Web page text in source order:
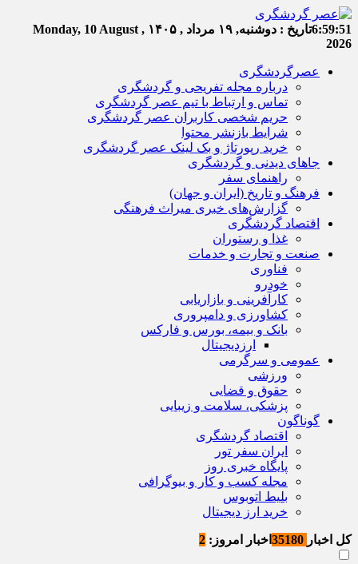
6:59:52تاریخ : دوشنبه, ۱۹ مرداد , ۱۴۰۵
Monday, 10 August ,
2026
عصرگردشگری
درباره مجله تفریحی و گردشگری
تماس و ارتباط با تیم عصر گردشگری
حریم شخصی کاربران عصر گردشگری
شرایط بازنشر محتوا
خرید رپورتاژ و بک لینک عصر گردشگری
جاهای دیدنی و گردشگری
راهنمای سفر
فرهنگ و تاریخ (ایران و جهان)
گزارش‌های خبری میراث فرهنگی
اقتصاد گردشگری
غذا و رستوران
صنعت و تجارت و خدمات
فناوری
خودرو
کارآفرینی و بازاریابی
کشاورزی و دامپروری
بانک و بیمه، بورس و فارکس
ارزدیجیتال
عمومی و سرگرمی
ورزشی
حقوق و قضایی
پزشکی، سلامت و زیبایی
گوناگون
اقتصاد گردشگری
ایران سفر تور
پایگاه خبری روز
مجله کسب و کار و بیوگرافی
بلیط اتوبوس
خرید ارز دیجیتال
کل اخبار اخبار امروز: 2